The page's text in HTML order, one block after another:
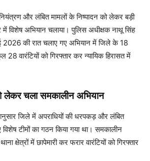
और लंबित मामलों के निष्पादन को लेकर बड़ी
में विशेष अभियान चलाया। पुलिस अधीक्षक नाथू सिंह
2026 की रात चलाए गए अभियान में जिले के 18
28 वारंटियों को गिरफ्तार कर न्यायिक हिरासत में
लेकर चला समकालीन अभियान
जिले में अपराधियों की धरपकड़ और लंबित
विशेष टीमों का गठन किया गया था। समकालीन
क्षेत्रों में छापेमारी कर फरार वारंटियों को गिरफ्तार